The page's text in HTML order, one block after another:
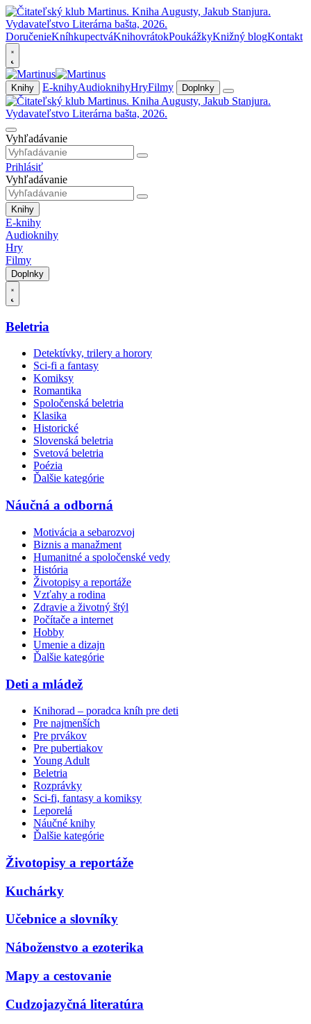
DoručenieKníhkupectváKnihovrátokPoukážkyKnižný blogKontakt
Knihy E-knihyAudioknihyHryFilmy Doplnky
Vyhľadávanie
Prihlásiť
Vyhľadávanie
Knihy
E-knihy
Audioknihy
Hry
Filmy
Doplnky
Beletria
Detektívky, trilery a horory
Sci-fi a fantasy
Komiksy
Romantika
Spoločenská beletria
Klasika
Historické
Slovenská beletria
Svetová beletria
Poézia
Ďalšie kategórie
Náučná a odborná
Motivácia a sebarozvoj
Biznis a manažment
Humanitné a spoločenské vedy
História
Životopisy a reportáže
Vzťahy a rodina
Zdravie a životný štýl
Počítače a internet
Hobby
Umenie a dizajn
Ďalšie kategórie
Deti a mládež
Knihorad – poradca kníh pre deti
Pre najmenších
Pre prvákov
Pre pubertiakov
Young Adult
Beletria
Rozprávky
Sci-fi, fantasy a komiksy
Leporelá
Náučné knihy
Ďalšie kategórie
Životopisy a reportáže
Kuchárky
Učebnice a slovníky
Náboženstvo a ezoterika
Mapy a cestovanie
Cudzojazyčná literatúra